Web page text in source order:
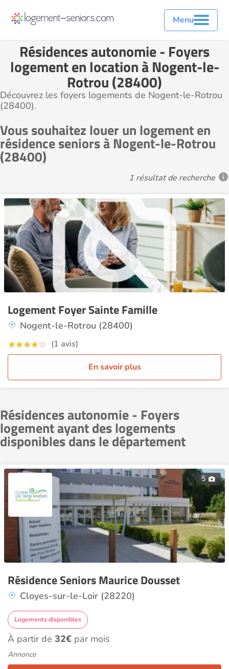
Menu
Résidences autonomie - Foyers
logement en location à Nogent-le-
Rotrou (28400)
Découvrez les foyers logements de Nogent-le-Rotrou
(28400).
Vous souhaitez louer un logement en
résidence seniors à Nogent-le-Rotrou
(28400)
1 résultat de recherche
Logement Foyer Sainte Famille
Nogent-le-Rotrou (28400)
(1 avis)
En savoir plus
Résidences autonomie - Foyers
logement ayant des logements
disponibles dans le département
5
Résidence Seniors Maurice Dousset
Cloyes-sur-le-Loir (28220)
Logements disponibles
À partir de 32€ par mois
Annonce